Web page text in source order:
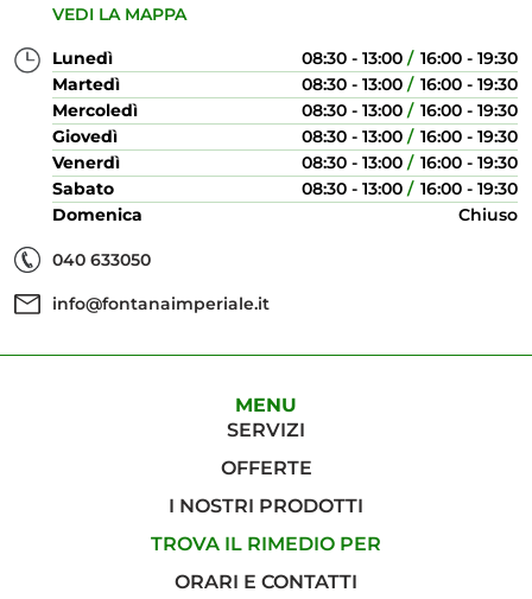
VEDI LA MAPPA
Lunedì 08:30 - 13:00
16:00 - 19:30
Martedì
08:30 - 13:00
16:00 - 19:30
Mercoledì
08:30 - 13:00
16:00 - 19:30
Giovedì
08:30 - 13:00
16:00 - 19:30
Venerdì
08:30 - 13:00
16:00 - 19:30
Sabato
08:30 - 13:00
16:00 - 19:30
Domenica
Chiuso
040 633050
info@fontanaimperiale.it
MENU
SERVIZI
OFFERTE
I NOSTRI PRODOTTI
TROVA IL RIMEDIO PER
ORARI E CONTATTI